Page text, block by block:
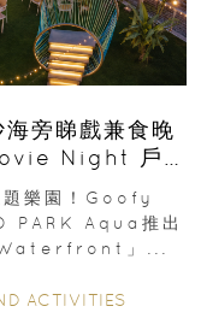
旁睇戲兼食晚
Night 戶
題樂園！Goofy
PARK Aqua推出
」...
ACTIVITIES